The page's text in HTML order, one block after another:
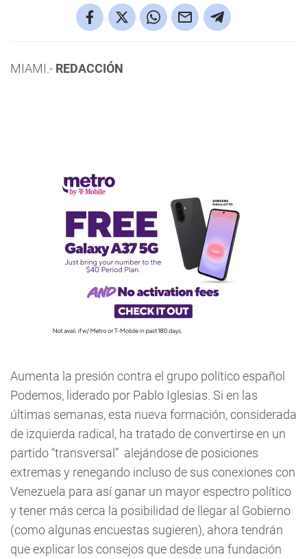
MIAMI.- REDACCIÓN
Aumenta la presión contra el grupo político español
Podemos, liderado por Pablo Iglesias. Si en las
últimas semanas, esta nueva formación, considerada
de izquierda radical, ha tratado de convertirse en un
partido “transversal” alejándose de posiciones
extremas y renegando incluso de sus conexiones con
Venezuela para así ganar un mayor espectro político
y tener más cerca la posibilidad de llegar al Gobierno
(como algunas encuestas sugieren), ahora tendrán
que explicar los consejos que desde una fundación